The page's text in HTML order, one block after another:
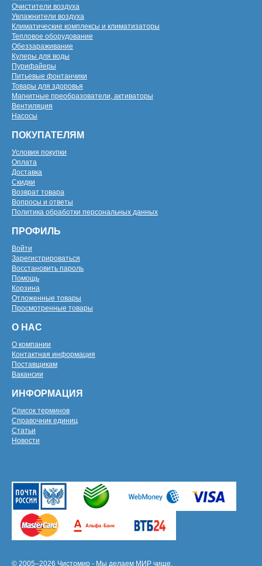
Очистители воздуха
Увлажнители воздуха
Климатические комплексы и климатизаторы
Тепловое оборудование
Обеззараживание
Кулеры для воды
Пурифайеры
Питьевые фонтанчики
Товары для здоровья
Магнитные преобразователи, активаторы
Вентиляция
Насосы
ПОКУПАТЕЛЯМ
Условия покупки
Оплата
Доставка
Скидки
Возврат товара
Вопросы и ответы
Политика обработки персональных данных
ПРОФИЛЬ
Войти
Зарегистрироваться
Восстановить пароль
Помощь
Корзина
Отложенные товары
Просмотренные товары
О НАС
О компании
Контактная информация
Поставщикам
Вакансии
ИНФОРМАЦИЯ
Список терминов
Справочник единиц
Статьи
Новости
© 2005–2026 Чистомир - Мы делаем МИР чище.